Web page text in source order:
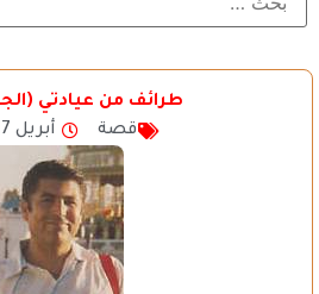
طرائف من عيادتي
قصة
أبريل 17, 2009